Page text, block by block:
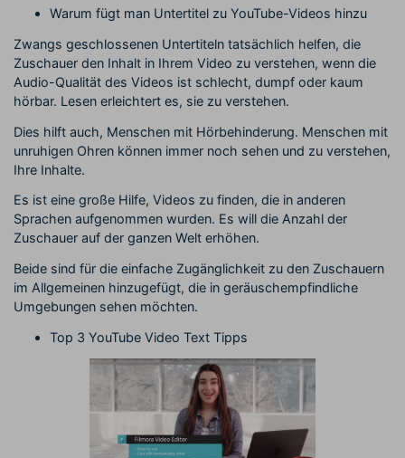
Warum fügt man Untertitel zu YouTube-Videos hinzu
Zwangs geschlossenen Untertiteln tatsächlich helfen, die
Zuschauer den Inhalt in Ihrem Video zu verstehen, wenn die
Audio-Qualität des Videos ist schlecht, dumpf oder kaum
hörbar. Lesen erleichtert es, sie zu verstehen.
Dies hilft auch, Menschen mit Hörbehinderung. Menschen mit
unruhigen Ohren können immer noch sehen und zu verstehen,
Ihre Inhalte.
Es ist eine große Hilfe, Videos zu finden, die in anderen
Sprachen aufgenommen wurden. Es will die Anzahl der
Zuschauer auf der ganzen Welt erhöhen.
Beide sind für die einfache Zugänglichkeit zu den Zuschauern
im Allgemeinen hinzugefügt, die in geräuschempfindliche
Umgebungen sehen möchten.
Top 3 YouTube Video Text Tipps